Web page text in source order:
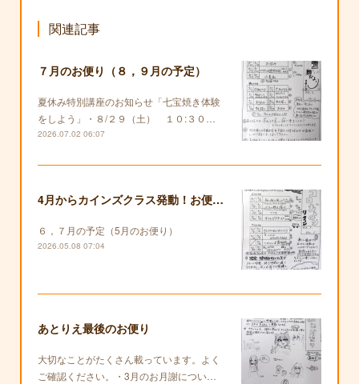
関連記事
７月のお便り（８，９月の予定）
夏休み特別講座のお知らせ「七宝焼き体験
をしよう」・８/２９（土） １０:３０…
2026.07.02 06:07
4月からカインズクラス発動！お便りも復活します！
６，７月の予定（5月のお便り）
2026.05.08 07:04
あとりえ最後のお便り
大切なことがたくさん載っています。よく
ご確認ください。・3月のお月謝につい…